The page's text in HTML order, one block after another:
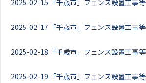
2025-02-15 「千歳市」フェンス設置工事等
2025-02-17 「千歳市」フェンス設置工事等
2025-02-18 「千歳市」フェンス設置工事等
2025-02-19 「千歳市」フェンス設置工事等